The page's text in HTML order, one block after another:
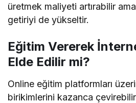
üretmek maliyeti artırabilir
getiriyi de yükseltir.
Eğitim Vererek
Elde Edilir mi?
Online eğitim platformları
birikimlerini kazanca